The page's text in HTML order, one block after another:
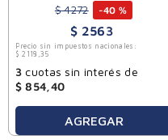
$ 4272 -40 %
$ 2563
Precio sin impuestos nacionales:
$ 2118 35
3cuotas sin interés de
$ 854,40
AGREGAR